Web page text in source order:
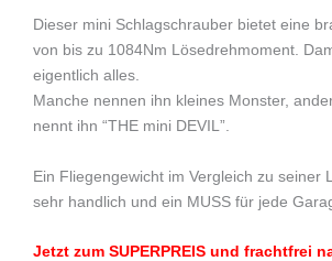
Dieser mini Schlagschrauber bietet eine
von bis zu 1084Nm Lösedrehmoment.
eigentlich alles.
Manche nennen ihn kleines Monster,
nennt ihn “THE mini DEVIL”.
Ein Fliegengewicht im Vergleich zu seiner
sehr handlich und ein MUSS für jede
Jetzt zum SUPERPREIS und frachtfrei